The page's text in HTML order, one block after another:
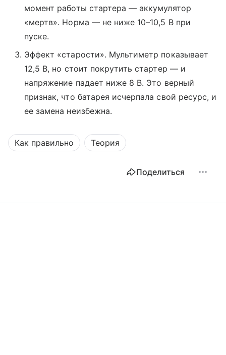
момент работы стартера — аккумулятор
«мертв». Норма — не ниже 10–10,5 В при
пуске.
Эффект «старости». Мультиметр показывает
12,5 В, но стоит покрутить стартер — и
напряжение падает ниже 8 В. Это верный
признак, что батарея исчерпала свой ресурс, и
ее замена неизбежна.
Как правильно Теория
Поделиться